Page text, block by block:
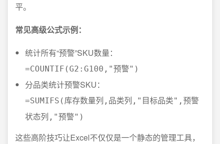
平。
常见高级公式示例：
统计所有“预警”SKU数量：
=COUNTIF(G2:G100,"预警")
分品类统计预警SKU：
=SUMIFS(库存数量列,品类列,"目标品类",预警
状态列,"预警")
这些高阶技巧让Excel不仅仅是一个静态的管理工具，